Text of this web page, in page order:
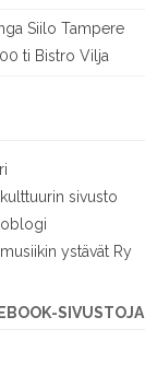
Siilo Tampere
ti Bistro Vilja
sivusto
ystävät Ry
SIVUSTOJA